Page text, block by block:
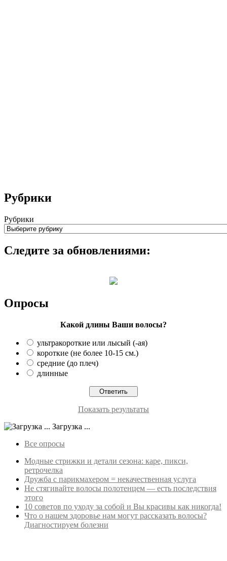
Рубрики
Рубрики
Следите за обновлениями:
Опросы
Какой длины Ваши волосы?
ультракороткие или лысый (-ая)
короткие (не более 10-15 см.)
средние (до плеч)
длинные
Показать результаты
Загрузка ...
Все опросы
Модные стрижки и детали сезона: каре, пикси,
ретрочелка
Дружба с парикмахером = некачественная услуга
Не стягивайте волосы полотенцем — есть последствия
этого
10 советов по уходу за собой и Вы красивы как никогда!
Что о нашем здоровье нам могут рассказать волосы?
Диагностируем болезни